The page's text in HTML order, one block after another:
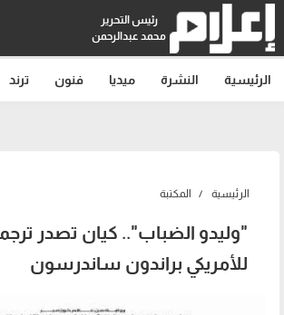
رئيس التحرير
محمد عبدالرحمن
الرئيسية النشرة ميديا فنون ترند
الرئيسية المكتبة
"وليدو الضباب".. كيان تصدر
للأمريكي براندون ساندرسون